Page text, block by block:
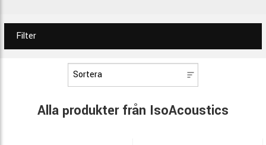
Filter
Alla produkter från IsoAcoustics